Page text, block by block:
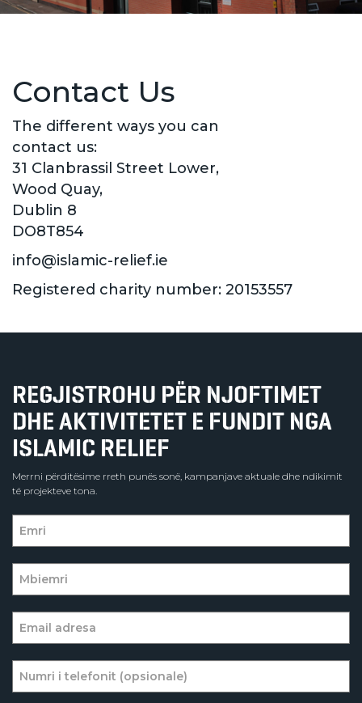
Contact Us
The different ways you can
contact us:
31 Clanbrassil Street Lower,
Wood Quay,
Dublin 8
DO8T854
info@islamic-relief.ie
Registered charity number: 20153557
REGJISTROHU PËR NJOFTIMET
DHE AKTIVITETET E FUNDIT NGA
ISLAMIC RELIEF
Merrni përditësime rreth punës sonë, kampanjave aktuale dhe ndikimit
të projekteve tona.